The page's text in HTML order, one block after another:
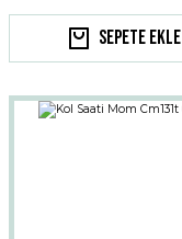
Sepete Ekle